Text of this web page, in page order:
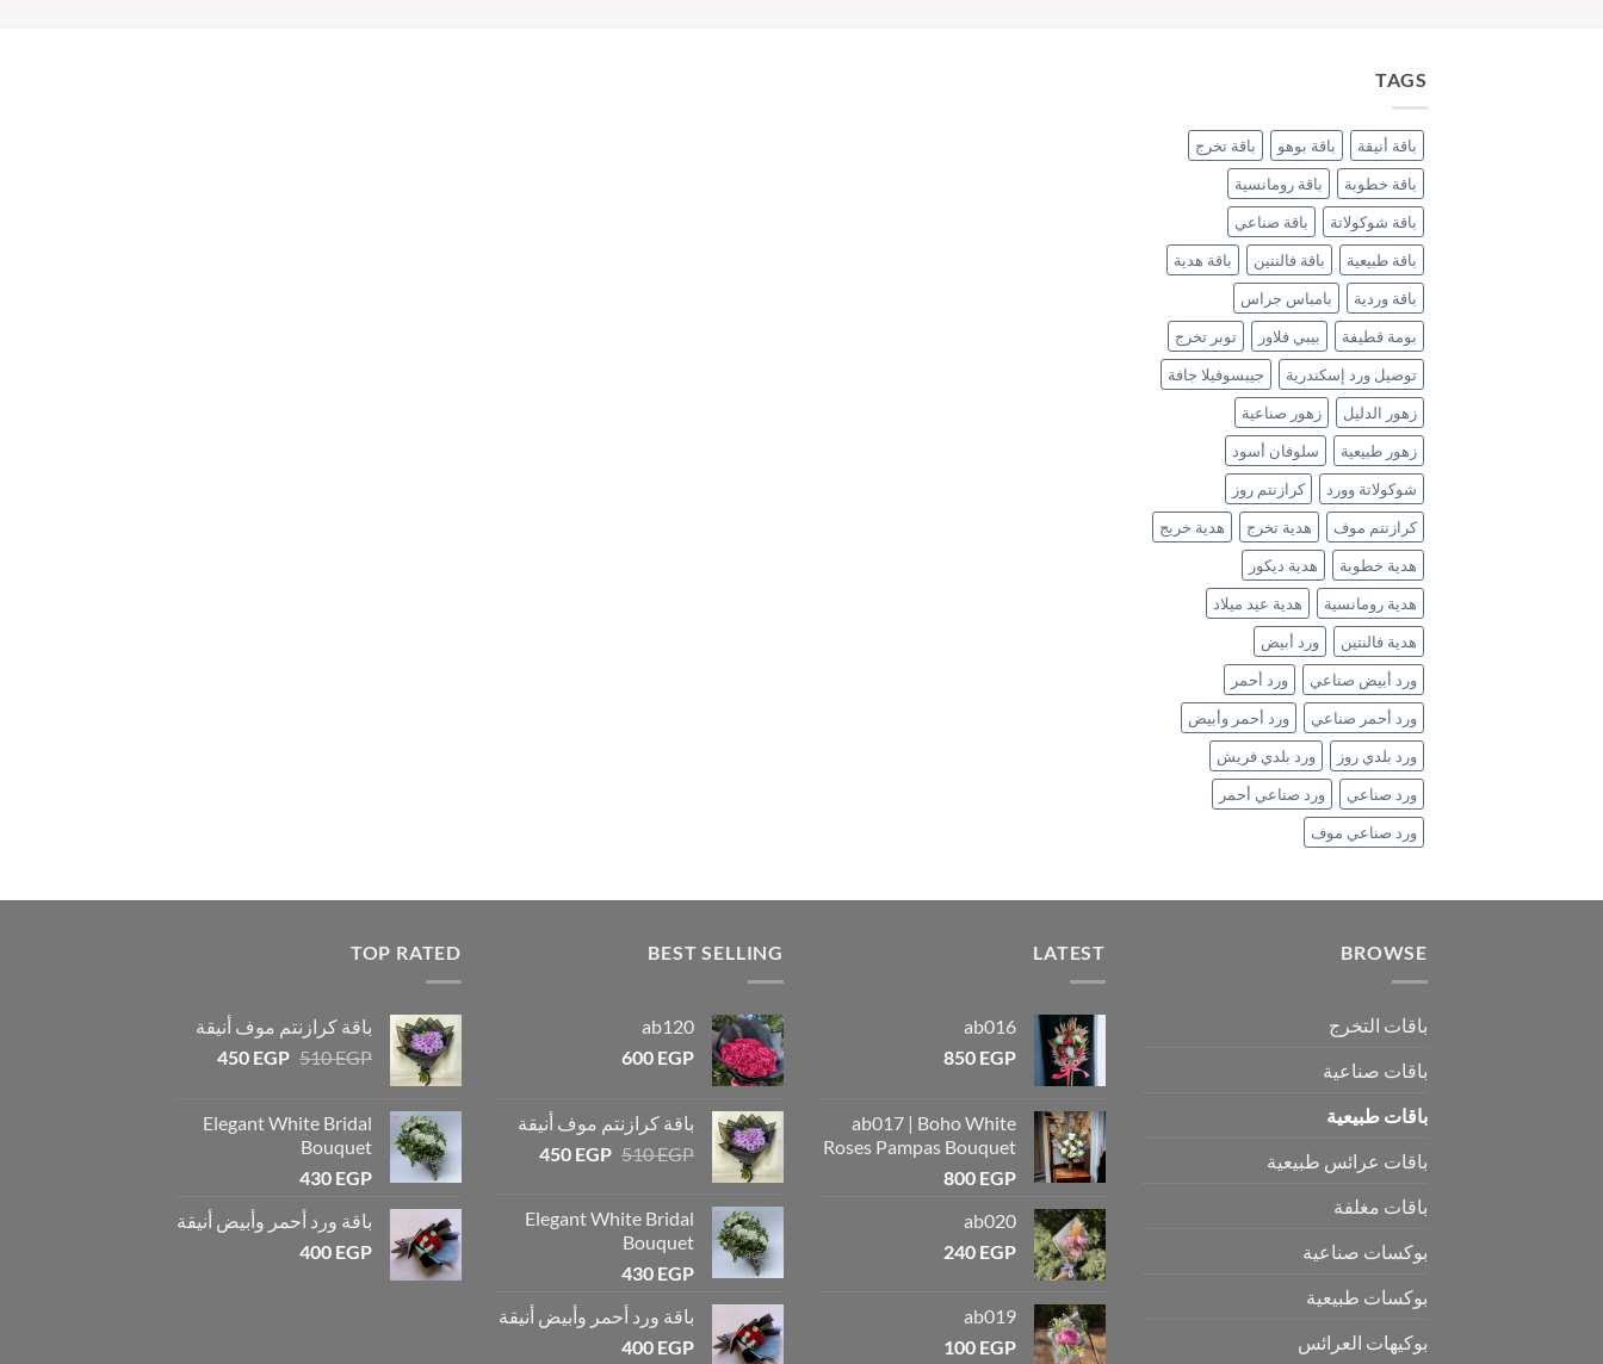
TAGS
باقة أنيقة باقة بوهو
باقة تخرج
باقة خطوبة
باقة رومانسية
باقة شوكولاتة
باقة صناعي
باقة طبيعية
باقة فالنتين
باقة هدية
باقة وردية
بامباس جراس
بومة قطيفة
بيبي فلاور
توبر تخرج
توصيل ورد إسكندرية
جيبسوفيلا جافة
زهور الدليل
زهور صناعية
زهور طبيعية
سلوفان أسود
شوكولاتة وورد
كرازنتم روز
كرازنتم موف
هدية تخرج
هدية خريج
هدية خطوبة
هدية ديكور
هدية رومانسية
هدية عيد ميلاد
هدية فالنتين
ورد أبيض
ورد أبيض صناعي
ورد أحمر
ورد أحمر صناعي
ورد أحمر وأبيض
ورد بلدي روز
ورد بلدي فريش
ورد صناعي
ورد صناعي أحمر
ورد صناعي موف
BROWSE
باقات التخرج
باقات صناعية
باقات طبيعية
باقات عرائس طبيعية
باقات مغلفة
بوكسات صناعية
بوكسات طبيعية
بوكيهات العرائس
LATEST
ab016
850 EGP
ab017 | Boho White
Roses Pampas Bouquet
800 EGP
ab020
240 EGP
ab019
100 EGP
BEST SELLING
ab120
600 EGP
باقة كرازنتم موف أنيقة
510EGP
450 EGP
Elegant White Bridal
Bouquet
430 EGP
باقة ورد أحمر وأبيض أنيقة
400 EGP
TOP RATED
باقة كرازنتم موف أنيقة
510EGP
450 EGP
Elegant White Bridal
Bouquet
430 EGP
باقة ورد أحمر وأبيض أنيقة
400 EGP